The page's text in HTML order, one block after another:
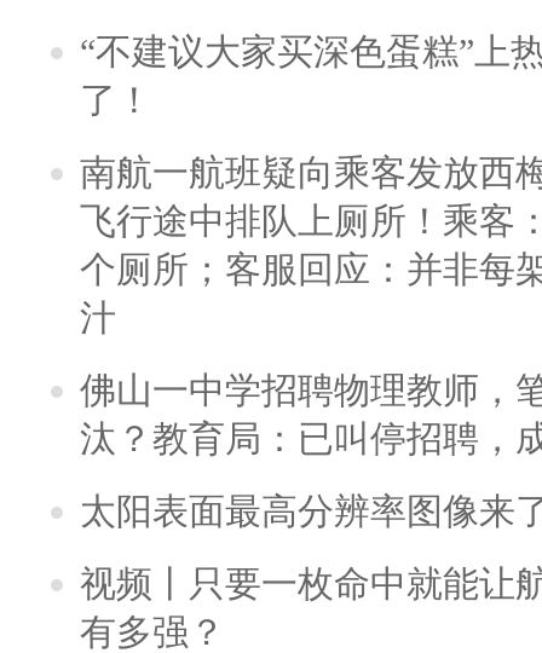
“不建议大家买深色蛋糕”上
了！
南航一航班疑向乘客发放西
飞行途中排队上厕所！乘客
个厕所；客服回应：并非每
汁
佛山一中学招聘物理教师，
汰？教育局：已叫停招聘，
太阳表面最高分辨率图像来
视频丨只要一枚命中就能让
有多强？